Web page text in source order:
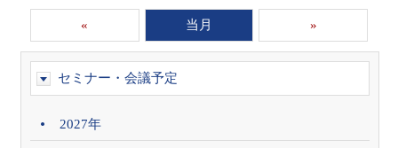
« 当月 »
セミナー・会議予定
2027年